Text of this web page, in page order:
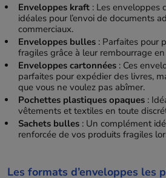
Enveloppes kraft: Les enveloppes
idéales pour l’envoi de documents
commerciaux.
Enveloppes bulles: Parfaites pour
fragiles grâce à leur rembourrage
Enveloppes cartonnées: Ces
parfaites pour expédier des livres,
que vous ne voulez pas abîmer.
Pochettes plastiques opaques:
vêtements et textiles en toute
Sachets bulles: Un complément
renforcée de vos produits fragiles
Les formats d’enveloppes les